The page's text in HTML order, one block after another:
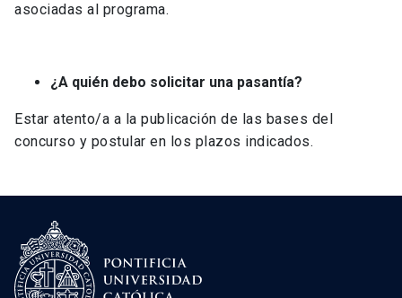
asociadas al programa.
¿A quién debo solicitar una pasantía?
Estar atento/a a la publicación de las bases del
concurso y postular en los plazos indicados.